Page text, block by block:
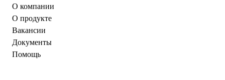
О компании
О продукте
Вакансии
Документы
Помощь